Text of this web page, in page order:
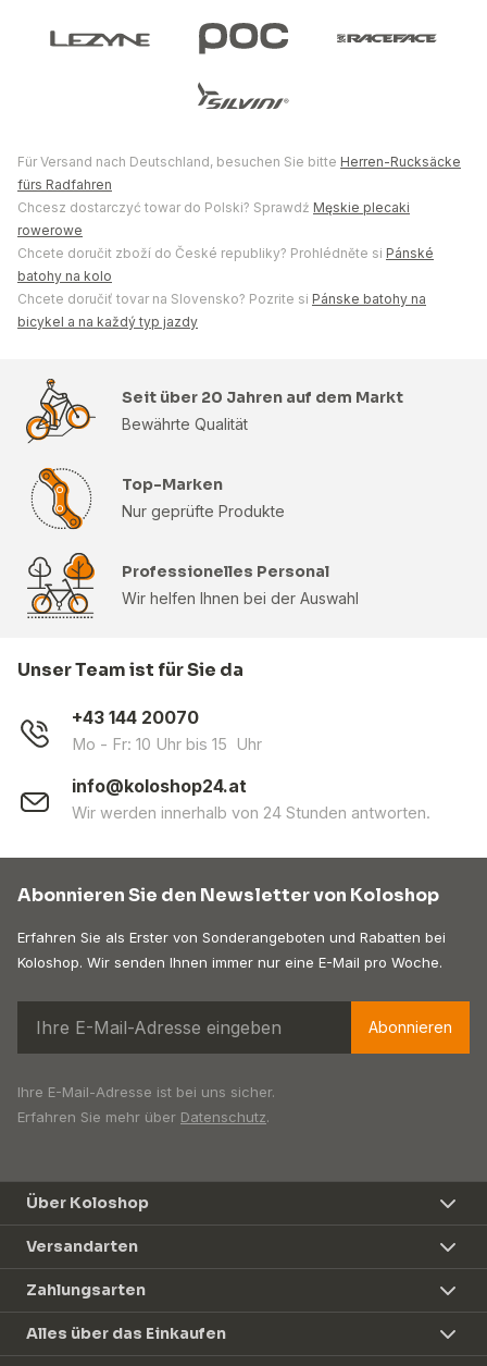
Für Versand nach Deutschland, besuchen Sie bitte Herren-Rucksäcke
fürs Radfahren
Chcesz dostarczyć towar do Polski? Sprawdź Męskie plecaki
rowerowe
Chcete doručit zboží do České republiky? Prohlédněte si Pánské
batohy na kolo
Chcete doručiť tovar na Slovensko? Pozrite si Pánske batohy na
bicykel a na každý typ jazdy
Seit über 20 Jahren auf dem Markt
Bewährte Qualität
Top-Marken
Nur geprüfte Produkte
Professionelles Personal
Wir helfen Ihnen bei der Auswahl
Unser Team ist für Sie da
+43 144 20070
Mo - Fr: 10 Uhr bis 15 Uhr
info@koloshop24.at
Wir werden innerhalb von 24 Stunden antworten.
Abonnieren Sie den Newsletter von Koloshop
Erfahren Sie als Erster von Sonderangeboten und Rabatten bei
Koloshop. Wir senden Ihnen immer nur eine E-Mail pro Woche.
Abonnieren
Ihre E-Mail-Adresse ist bei uns sicher.
Erfahren Sie mehr über Datenschutz.
Über Koloshop
Versandarten
Zahlungsarten
Alles über das Einkaufen